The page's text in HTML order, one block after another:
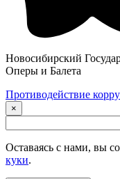
Новосибирский
Оперы и Балета
Противодействие
×
Оставаясь с нами, вы
куки.